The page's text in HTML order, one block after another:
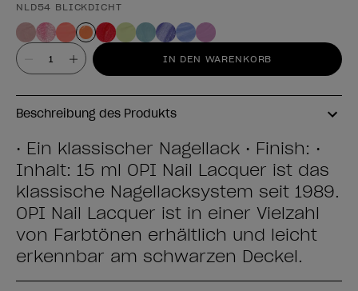
NLD54 BLICKDICHT
Wert IN DEN WARENKORB
Beschreibung des Produkts
• Ein klassischer Nagellack • Finish: •
Inhalt: 15 ml OPI Nail Lacquer ist das
klassische Nagellacksystem seit 1989.
OPI Nail Lacquer ist in einer Vielzahl
von Farbtönen erhältlich und leicht
erkennbar am schwarzen Deckel.